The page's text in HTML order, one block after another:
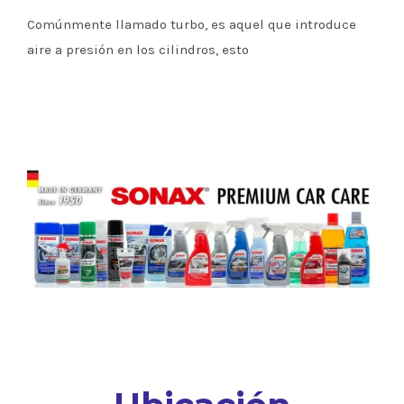
Comúnmente llamado turbo, es aquel que introduce
aire a presión en los cilindros, esto